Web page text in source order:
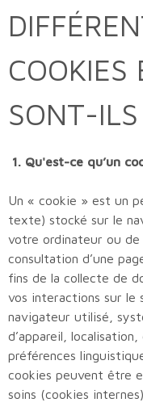
COOKIES
SONT-
1. Qu'est-ce qu’un
Un « cookie » est un
texte) stocké sur le
votre ordinateur ou de
consultation d’une
fins de la collecte de
vos interactions sur
navigateur utilisé,
d’appareil,
préférences
cookies peuvent être
soins (cookies